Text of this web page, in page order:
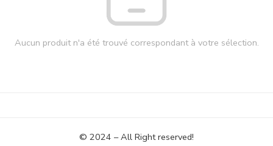
Aucun produit n'a été trouvé correspondant à votre sélection.
© 2024 – All Right reserved!